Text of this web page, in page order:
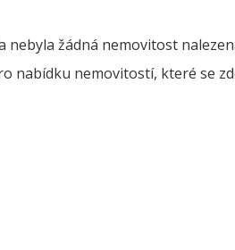
nebyla žádná nemovitost
nabídku nemovitostí, které se